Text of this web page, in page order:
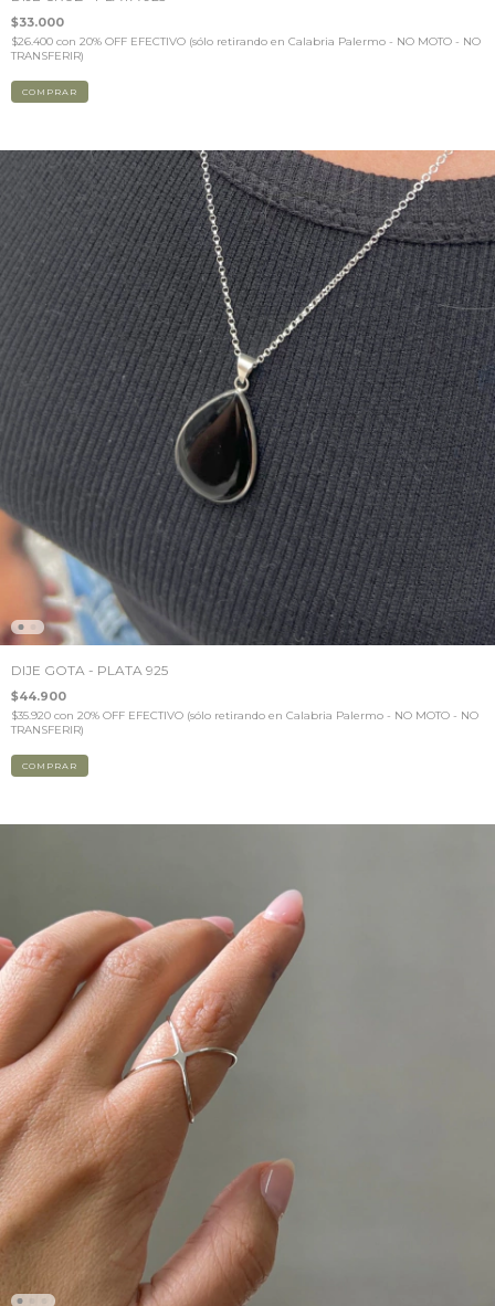
$33.000
$26.400 con 20% OFF EFECTIVO (sólo retirando en Calabria Palermo - NO MOTO - NO
TRANSFERIR)
DIJE GOTA - PLATA 925
$44.900
$35.920 con 20% OFF EFECTIVO (sólo retirando en Calabria Palermo - NO MOTO - NO
TRANSFERIR)